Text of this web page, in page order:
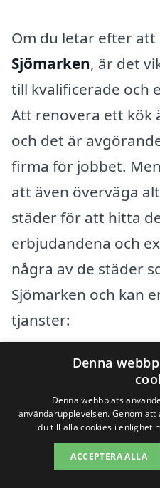
Om du letar efter att
Sjömarken, är det
till kvalificerade och
Att renovera ett kök
och det är
firma för jobbet.
att även överväga
städer för att hitta
erbjudandena och
några av de städer
Sjömarken och kan
tjänster:
Borås
Skene
Dalsjöfors
Bollebygd
Denna
Denna webbplats
användarupplevelsen. Genom
du till alla cookies i enlighet
ACCEPTERA ALLA